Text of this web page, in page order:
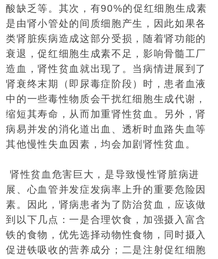
酸缺乏等。其次，有90%的促红细胞生成素
是由肾小管处的间质细胞产生，因此如果各
类肾脏疾病造成这部分受损，随着肾功能的
衰退，促红细胞生成素不足，影响骨髓工厂
造血，肾性贫血就出现了。当病情进展到了
肾衰终末期（即尿毒症阶段）时，患者血液
中的一些毒性物质会干扰红细胞生成代谢，
缩短其寿命，从而加重肾性贫血。另外，肾
病易并发的消化道出血、透析时血路失血等
其他慢性失血因素，均会加剧肾性贫血。
肾性贫血危害巨大，是导致慢性肾脏病进
展、心血管并发症发病率上升的重要危险因
素。因此，肾病患者为了防治贫血，应该做
到以下几点：一是合理饮食，加强摄入富含
铁的食物，优先选择动物性食物，同时摄入
促进铁吸收的营养成分；二是注射促红细胞